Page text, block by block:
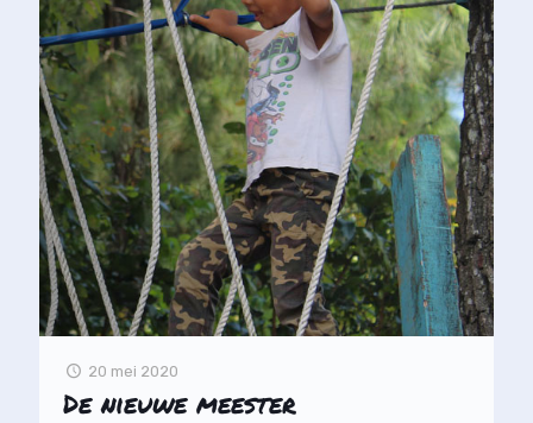
20 mei 2020
De nieuwe meester